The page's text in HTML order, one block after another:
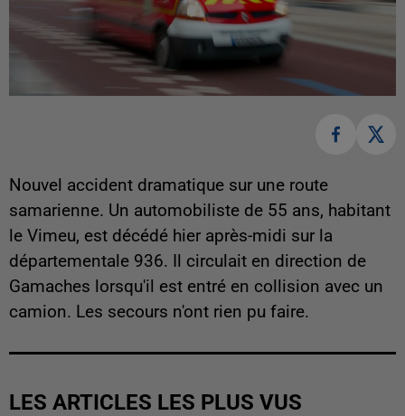
Nouvel accident dramatique sur une route
samarienne. Un automobiliste de 55 ans, habitant
le Vimeu, est décédé hier après-midi sur la
départementale 936. Il circulait en direction de
Gamaches lorsqu'il est entré en collision avec un
camion. Les secours n'ont rien pu faire.
LES ARTICLES LES PLUS VUS